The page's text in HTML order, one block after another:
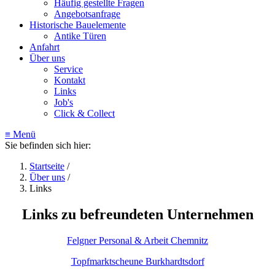
Häufig gestellte Fragen
Angebotsanfrage
Historische Bauelemente
Antike Türen
Anfahrt
Über uns
Service
Kontakt
Links
Job's
Click & Collect
≡ Menü
Sie befinden sich hier:
Startseite /
Über uns /
Links
Links zu befreundeten Unternehmen
Felgner Personal & Arbeit Chemnitz
Topfmarktscheune Burkhardtsdorf